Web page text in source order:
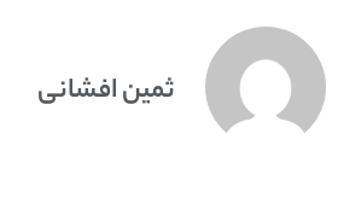
ثمین افشانی